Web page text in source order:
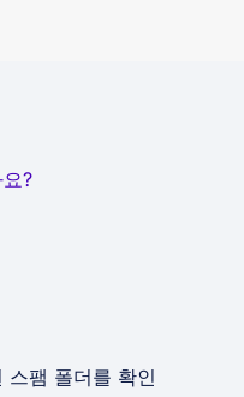
?
스팸 폴더를 확인